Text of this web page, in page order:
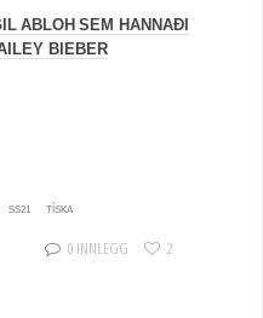
ABLOH SEM HANNAÐI
BIEBER
SS21 TÍSKA
0 INNLEGG 2